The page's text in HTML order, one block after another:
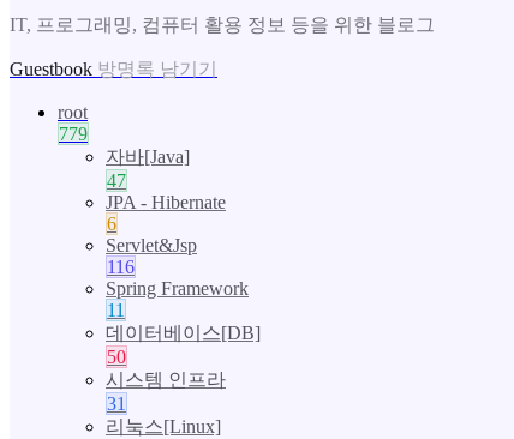
IT, 프로그래밍, 컴퓨터 활용 정보 등을 위한 블로그
Guestbook 방명록 남기기
root
779
자바[Java]
47
JPA - Hibernate
6
Servlet&Jsp
116
Spring Framework
11
데이터베이스[DB]
50
시스템 인프라
31
리눅스[Linux]